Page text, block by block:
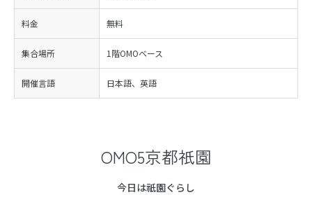
料金 無料
集合場所 1階OMOベース
開催言語 日本語、英語
OMO5京都祇園
今日は祇園ぐらし